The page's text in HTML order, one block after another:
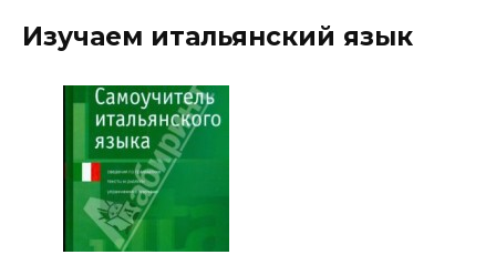
Изучаем итальянский язык